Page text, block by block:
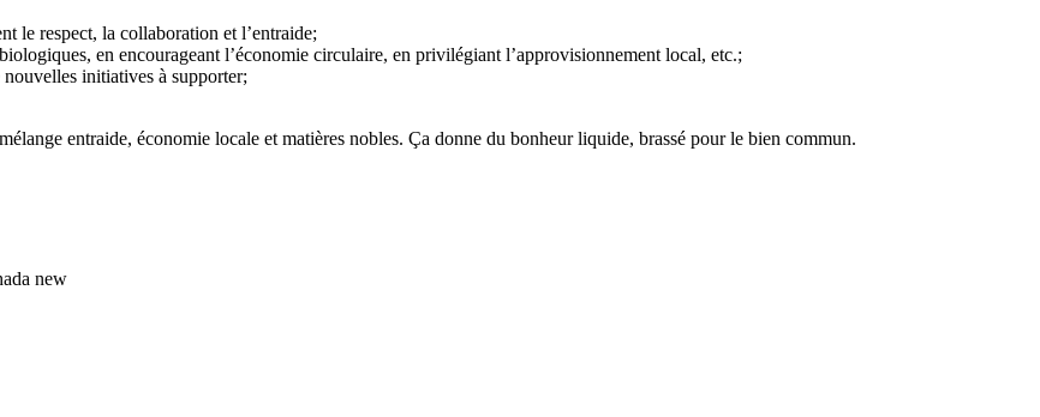
le respect, la collaboration et l’entraide;
en encourageant l’économie circulaire, en privilégiant l’approvisionnement local, etc.;
initiatives à supporter;
entraide, économie locale et matières nobles. Ça donne du bonheur liquide, brassé pour le bien commun.
new